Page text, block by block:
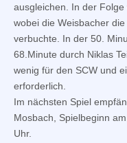
ausgleichen. In der
wobei die Weisbacher
verbuchte. In der 50.
68.Minute durch Niklas
wenig für den SCW und
erforderlich.
Im nächsten Spiel
Mosbach, Spielbeginn
Uhr.